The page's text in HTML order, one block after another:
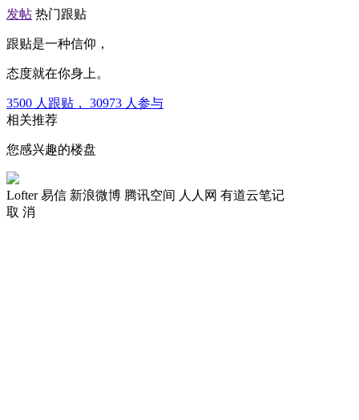
发帖 热门跟贴
跟贴是一种信仰，
态度就在你身上。
3500 人跟贴， 30973 人参与
相关推荐
您感兴趣的楼盘
Lofter 易信 新浪微博 腾讯空间 人人网 有道云笔记
取 消